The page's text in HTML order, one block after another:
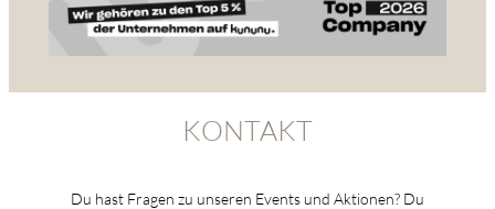
KONTAKT
Du hast Fragen zu unseren Events und Aktionen? Du